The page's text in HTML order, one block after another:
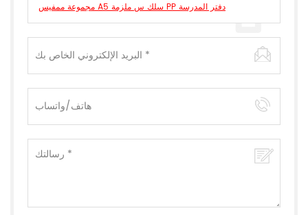
مجموعة ممفيس A5 سلك س ملزمة PP دفتر المدرسة